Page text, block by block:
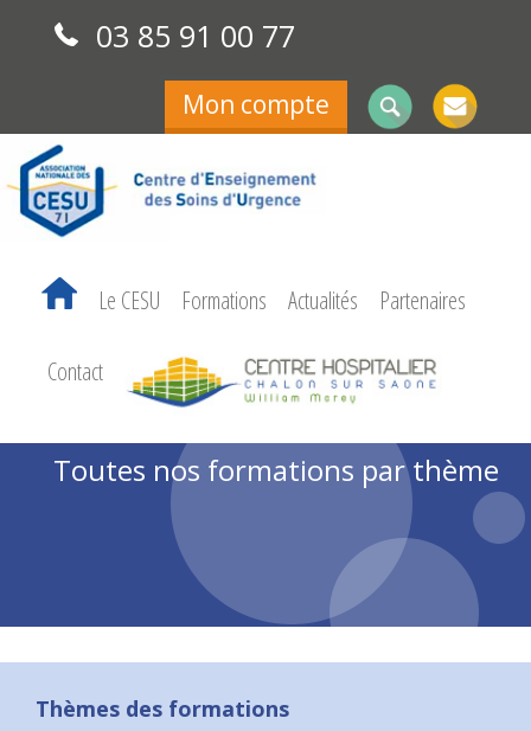
03 85 91 00 77
Mon compte
Le CESU Formations Actualités Partenaires
Contact
Toutes nos formations par thème
Thèmes des formations